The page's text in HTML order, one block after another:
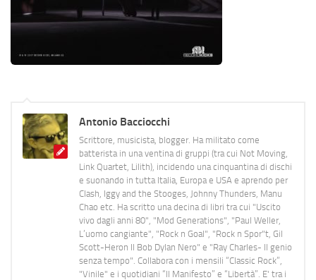
Antonio Bacciocchi
Scrittore, musicista, blogger. Ha militato come
batterista in una ventina di gruppi (tra cui Not Moving,
Link Quartet, Lilith), incidendo una cinquantina di dischi
e suonando in tutta Italia, Europa e USA e aprendo per
Clash, Iggy and the Stooges, Johnny Thunders, Manu
Chao etc. Ha scritto una decina di libri tra cui "Uscito
vivo dagli anni 80", "Mod Generations", "Paul Weller,
L’uomo cangiante", "Rock n Goal", "Rock n Spor"t, Gil
Scott-Heron Il Bob Dylan Nero" e "Ray Charles- Il genio
senza tempo". Collabora con i mensili “Classic Rock”,
"Vinile" e i quotidiani “Il Manifesto” e “Libertà”. E' tra i